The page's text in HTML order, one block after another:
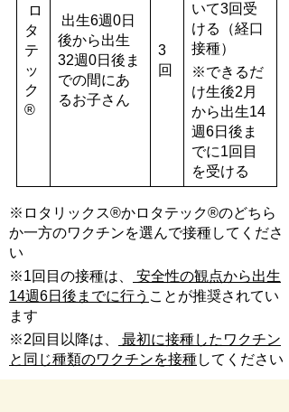
ロ
タ
テ
ッ
ク
®
出生6週0日
後から出生
32週0日後ま
での間にあ
るお子さん
3
回
いて3回受
ける（経口
接種）
※できるだ
け生後2月
から出生14
週6日後ま
でに1回目
を受ける
※ロタリックス®かロタテック®のどちら
か一方のワクチンを選んで接種してくださ
い
※1回目の接種は、
安全性の観点から出生
14週6日後までに行う ことが推奨されてい
ます
※2回目以降は、
最初に接種したワクチン
と同じ種類のワクチンを接種してください